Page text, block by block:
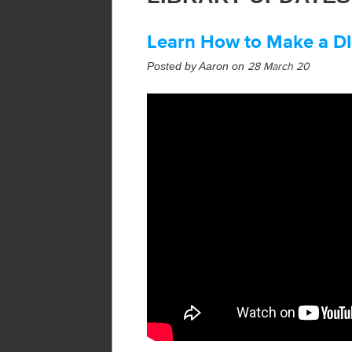
Learn How to Make a
Posted by Aaron on 28 March 20